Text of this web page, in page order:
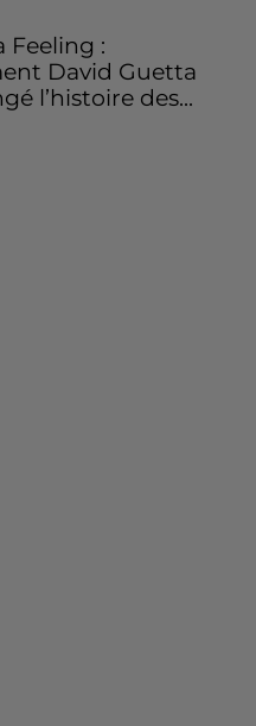
Feeling :
David Guetta
l’histoire des...